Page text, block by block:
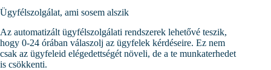
Ügyfélszolgálat, ami sosem alszik
Az automatizált ügyfélszolgálati rendszerek lehetővé teszik,
hogy 0-24 órában válaszolj az ügyfelek kérdéseire. Ez nem
csak az ügyfeleid elégedettségét növeli, de a te munkaterhedet
is csökkenti.